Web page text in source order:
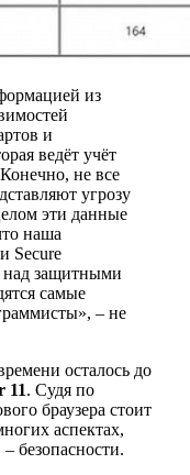
из
и
ведёт учёт
не все
угрозу
эти данные
наша
Secure
над защитными
самые
– не
осталось до
11. Судя по
браузера стоит
аспектах,
безопасности.